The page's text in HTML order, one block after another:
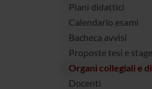
Piani didattici
Calendario esami
Bacheca avvisi
Proposte tesi e stage
Organi collegiali e
Docenti